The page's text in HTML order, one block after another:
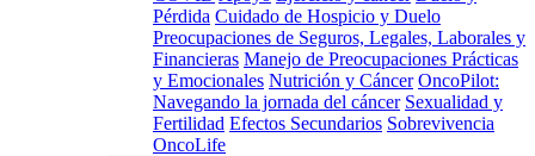
Pérdida Cuidado de Hospicio y Duelo
Preocupaciones de Seguros, Legales, Laborales y
Financieras Manejo de Preocupaciones Prácticas
y Emocionales Nutrición y Cáncer OncoPilot:
Navegando la jornada del cáncer Sexualidad y
Fertilidad Efectos Secundarios Sobrevivencia
OncoLife